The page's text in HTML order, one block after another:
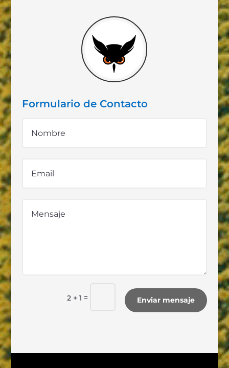
Formulario de Contacto
2 + 1 = Enviar mensaje